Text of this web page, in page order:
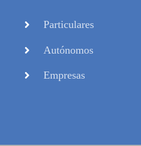
Particulares
Autónomos
Empresas